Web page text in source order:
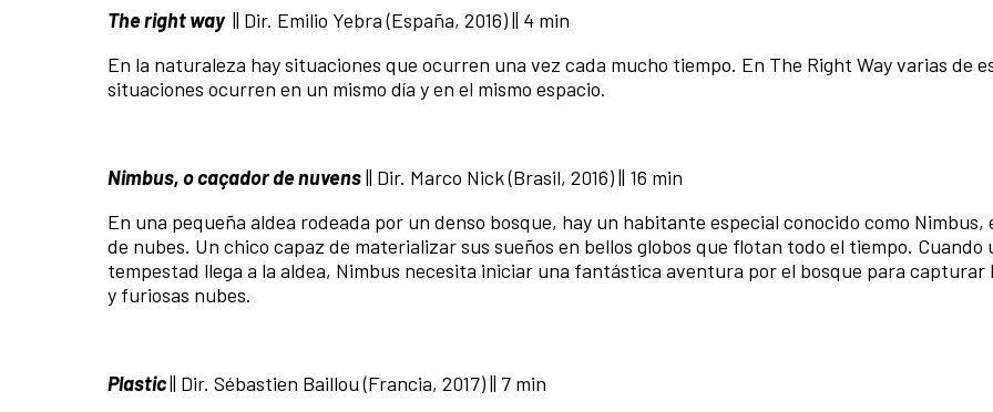
The right way || Dir. Emilio Yebra (España, 2016) || 4 min
En la naturaleza hay situaciones que ocurren una vez cada mucho tiempo. En The Right Way varias de
situaciones ocurren en un mismo día y en el mismo espacio.
Nimbus, o caçador de nuvens|| Dir. Marco Nick (Brasil, 2016) || 16 min
En una pequeña aldea rodeada por un denso bosque, hay un habitante especial conocido como Nimbus,
de nubes. Un chico capaz de materializar sus sueños en bellos globos que flotan todo el tiempo. Cuando
tempestad llega a la aldea, Nimbus necesita iniciar una fantástica aventura por el bosque para capturar
y furiosas nubes.
Plastic|| Dir. Sébastien Baillou (Francia, 2017) || 7 min